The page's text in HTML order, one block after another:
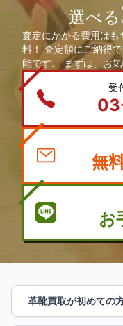
選べる
査定にかかる費用は
料！ 査定額にご納得
能です。 まずは、お
受
無
お
革靴買取が初めての